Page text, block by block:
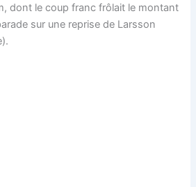
dont le coup franc frôlait le montant
sur une reprise de Larsson